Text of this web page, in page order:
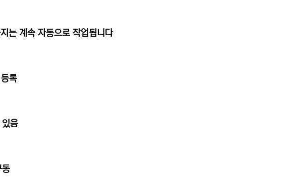
는 계속 자동으로 작업됩니다
록
음
동